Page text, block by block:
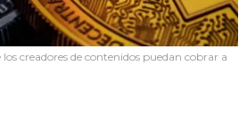
creadores de contenidos puedan cobrar a